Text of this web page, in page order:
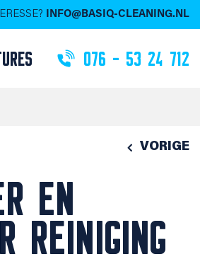
INFO@BASIQ-CLEANING.NL
076 - 53 24 712
VORIGE
EN
REINIGING